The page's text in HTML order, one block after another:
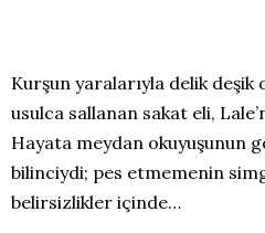
Kurşun yaralarıyla delik deşik
usulca sallanan sakat eli,
Hayata meydan okuyuşunun
bilinciydi; pes etmemenin
belirsizlikler içinde…